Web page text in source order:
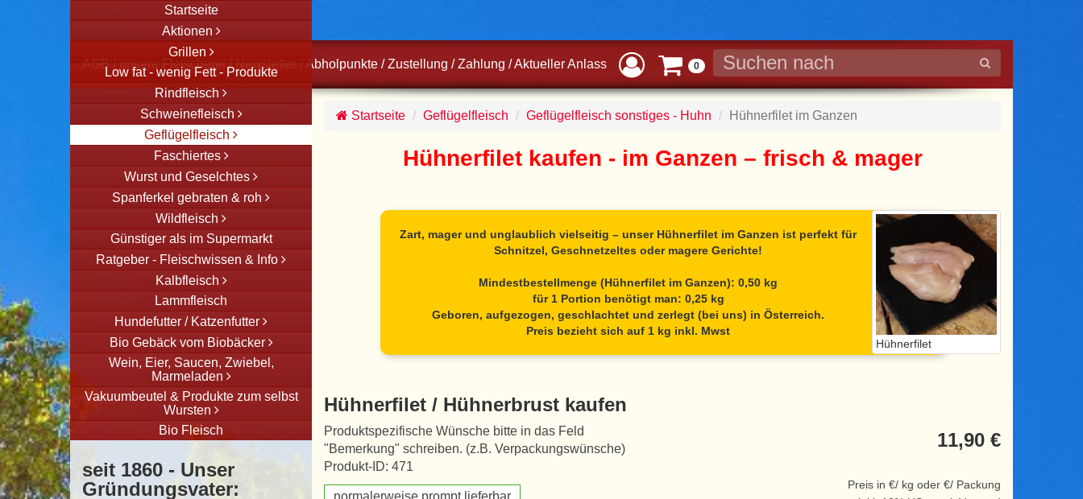
AGB / unsere Fleischerei / Newsletter /Abholpunkte / Zustellung / Zahlung /Aktueller Anlass 0
Startseite
Aktionen
Grillen
Low fat - wenig Fett - Produkte
Rindfleisch
Schweinefleisch
Geflügelfleisch
Faschiertes
Wurst und Geselchtes
Spanferkel gebraten & roh
Wildfleisch
Günstiger als im Supermarkt
Ratgeber - Fleischwissen & Info
Kalbfleisch
Lammfleisch
Hundefutter / Katzenfutter
Bio Gebäck vom Biobäcker
Wein, Eier, Saucen, Zwiebel,
Marmeladen
Vakuumbeutel & Produkte zum selbst
Wursten
Bio Fleisch
seit 1860 - Unser
Gründungsvater:
Startseite Geflügelfleisch Geflügelfleisch sonstiges - Huhn Hühnerfilet im Ganzen
Hühnerfilet kaufen - im Ganzen – frisch & mager
Hühnerfilet
Zart, mager und unglaublich vielseitig – unser Hühnerfilet im Ganzen ist perfekt für
Schnitzel, Geschnetzeltes oder magere Gerichte!
Mindestbestellmenge (Hühnerfilet im Ganzen): 0,50 kg
für 1 Portion benötigt man: 0,25 kg
Geboren, aufgezogen, geschlachtet und zerlegt (bei uns) in Österreich.
Preis bezieht sich auf 1 kg inkl. Mwst
Hühnerfilet / Hühnerbrust kaufen
Produktspezifische Wünsche bitte in das Feld
"Bemerkung" schreiben. (z.B. Verpackungswünsche)
Produkt-ID: 471
normalerweise prompt lieferbar
11,90 €
Preis in €/ kg oder €/ Packung